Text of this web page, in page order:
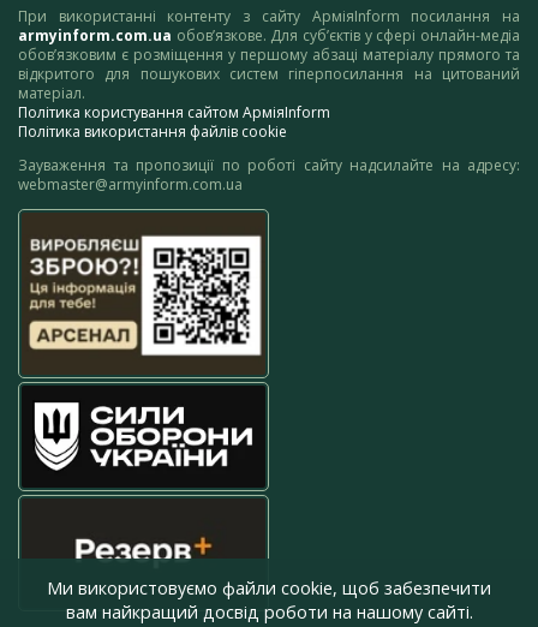
При використанні контенту з сайту АрміяInform посилання на
armyinform.com.ua обов’язкове. Для суб’єктів у сфері онлайн-медіа
обов’язковим є розміщення у першому абзаці матеріалу прямого та
відкритого для пошукових систем гіперпосилання на цитований
матеріал.
Політика користування сайтом АрміяInform
Політика використання файлів cookie
Зауваження та пропозиції по роботі сайту надсилайте на адресу:
webmaster@armyinform.com.ua
Ми використовуємо файли cookie, щоб забезпечити
вам найкращий досвід роботи на нашому сайті.